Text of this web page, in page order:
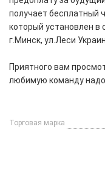
получает бесплатный
который установлен в
г.Минск, ул.Леси
Приятного вам
любимую команду надо
Торговая марка